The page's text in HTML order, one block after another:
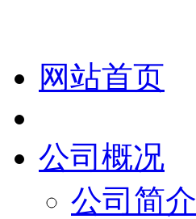
网站首页
公司概况
公司简介